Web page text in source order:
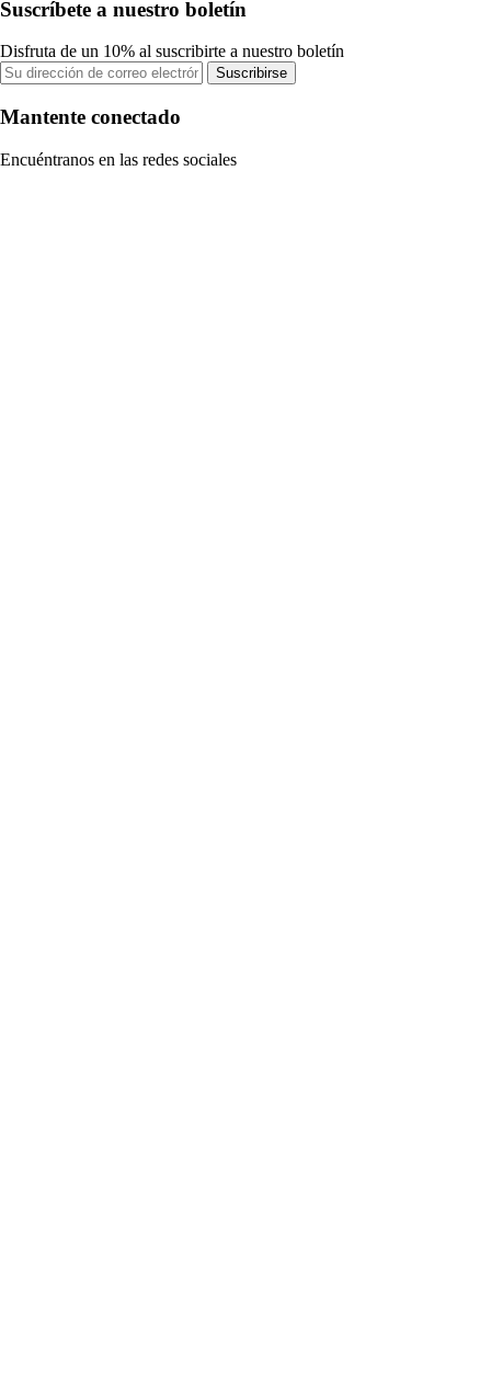
Suscríbete a nuestro boletín
Disfruta de un 10% al suscribirte a nuestro boletín
Suscribirse
Mantente conectado
Encuéntranos en las redes sociales